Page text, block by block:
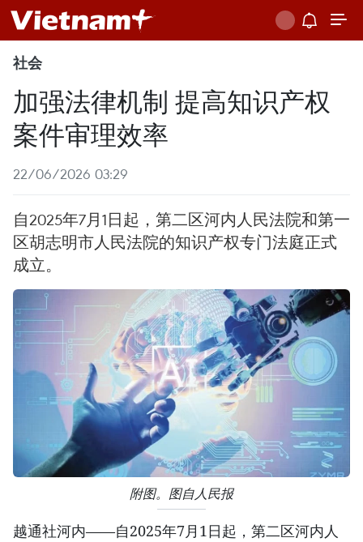
社会
加强法律机制 提高知识产权
案件审理效率
22/06/2026 03:29
自2025年7月1日起，第二区河内人民法院和第一
区胡志明市人民法院的知识产权专门法庭正式
成立。
附图。图自人民报
越通社河内——自2025年7月1日起，第二区河内人